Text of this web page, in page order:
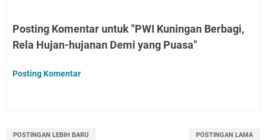
Posting Komentar untuk "PWI Kuningan Berbagi,
Rela Hujan-hujanan Demi yang Puasa"
Posting Komentar
POSTINGAN LEBIH BARU POSTINGAN LAMA